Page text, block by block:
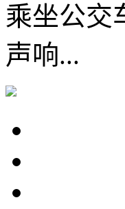
乘坐公交
声响...